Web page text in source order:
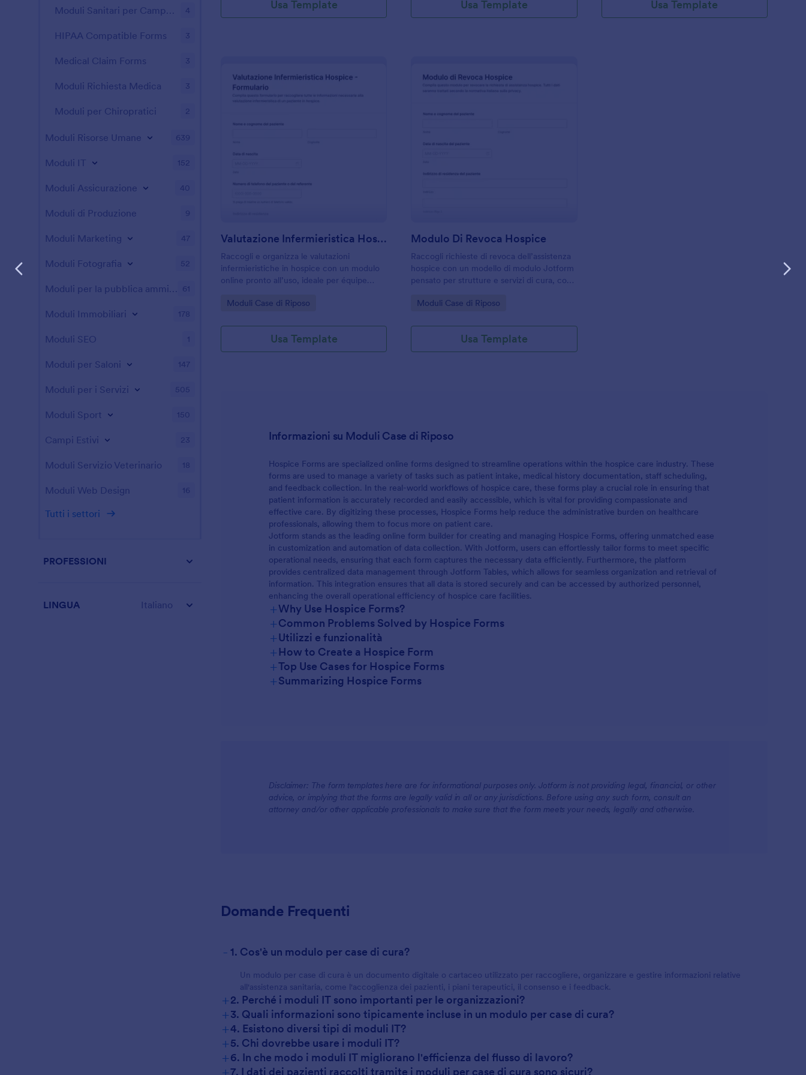
Usa Template Usa Template Usa Template
Valutazione Infermieristica Hospice Formulario
Raccogli e organizza le valutazioni
infermieristiche in hospice con un modulo
online pronto all’uso, ideale per équipe
vogliono migliorare la raccolta dati e la
Go to Category:
Moduli Case di Riposo
Usa Template
Modulo Di Revoca Hospice
Raccogli richieste di revoca dell’assistenza
hospice con un modello di modulo Jotform
pensato per strutture e servizi di cura, con
un unico flusso digitale.
Go to Category:
Moduli Case di Riposo
Usa Template
Informazioni su Moduli Case di Riposo
Hospice Forms are specialized online forms designed to streamline operations within the hospice care industry. These
forms are used to manage a variety of tasks such as patient intake, medical history documentation, staff scheduling,
and feedback collection. In the real-world workflows of hospice care, these forms play a crucial role in ensuring that
patient information is accurately recorded and easily accessible, which is vital for providing compassionate and
effective care. By digitizing these processes, Hospice Forms help reduce the administrative burden on healthcare
professionals, allowing them to focus more on patient care.
Jotform stands as the leading online form builder for creating and managing Hospice Forms, offering unmatched ease
in customization and automation of data collection. With Jotform, users can effortlessly tailor forms to meet specific
operational needs, ensuring that each form captures the necessary data efficiently. Furthermore, the platform
provides centralized data management through Jotform Tables, which allows for seamless organization and retrieval of
information. This integration ensures that all data is stored securely and can be accessed by authorized personnel,
enhancing the overall operational efficiency of hospice care facilities.
+Why Use Hospice Forms?
+Common Problems Solved by Hospice Forms
+Utilizzi e funzionalità
+How to Create a Hospice Form
+Top Use Cases for Hospice Forms
For Managers
+Summarizing Hospice Forms
Disclaimer: The form templates here are for informational purposes only. Jotform is not providing legal, financial, or other
advice, or implying that the forms are legally valid in all or any jurisdictions. Before using any such form, consult an
attorney and/or other applicable professionals to make sure that the form meets your needs, legally and otherwise.
Domande Frequenti
- 1. Cos'è un modulo per case di cura?
Un modulo per case di cura è un documento digitale o cartaceo utilizzato per raccogliere, organizzare e gestire informazioni relative
all'assistenza sanitaria, come l'accoglienza dei pazienti, i piani terapeutici, il consenso e i feedback.
+2. Perché i moduli IT sono importanti per le organizzazioni?
+3. Quali informazioni sono tipicamente incluse in un modulo per case di cura?
+4. Esistono diversi tipi di moduli IT?
+5. Chi dovrebbe usare i moduli IT?
+6. In che modo i moduli IT migliorano l'efficienza del flusso di lavoro?
7. I dati dei pazienti raccolti tramite i moduli per case di cura sono sicuri?
Moduli Sanitari per Campi Estivi 4
HIPAA Compatible Forms 3
Medical Claim Forms 3
Moduli Richiesta Medica 3
Moduli per Chiropratici 2
Moduli Risorse Umane 639
Moduli IT 152
Moduli Assicurazione 40
Moduli di Produzione 9
Moduli Marketing 47
Moduli Fotografia 52
Moduli per la pubblica amministrazione 61
Moduli Immobiliari 178
Moduli SEO 1
Moduli per Saloni 147
Moduli per i Servizi 505
Moduli Sport 150
Campi Estivi 23
Moduli Servizio Veterinario 18
Moduli Web Design 16
Tutti i settori
PROFESSIONI
LINGUA Italiano